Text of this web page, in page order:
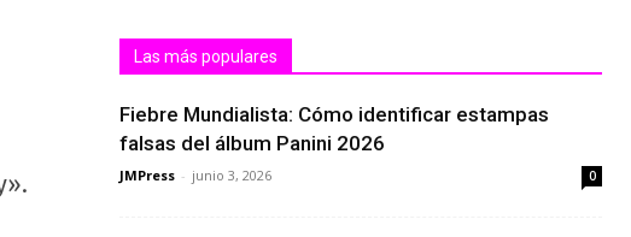
Las más populares
Fiebre Mundialista: Cómo identificar estampas
falsas del álbum Panini 2026
JMPress - junio 3, 2026 0